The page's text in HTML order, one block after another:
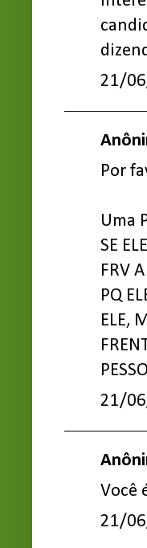
21/
Por
Uma
SE
FRV
PQ
ELE,
21/
Você
21/